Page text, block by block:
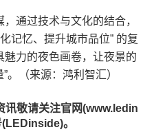
通过技术与文化的结合，
记忆、提升城市品位” 的复
力的夜色画卷，让夜景的
。（来源：鸿利智汇）
讯敬请关注官网(www.ledin
。